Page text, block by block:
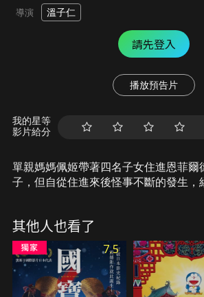
導演 溫子仁
請先登入
播放預告片
我的星等
影片給分
單親媽媽佩姬帶著四名子女住進恩菲爾
子，但自從住進來後怪事不斷的發生，
半空中的畫面，華倫夫婦也被請託親赴
查，但這次惡靈怨念的程度遠超過華倫
像……。
其他人也看了
7.5